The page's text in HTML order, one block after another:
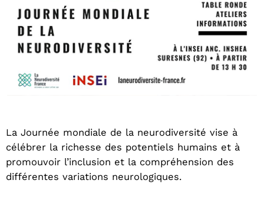
La Journée mondiale de la neurodiversité vise à
célébrer la richesse des potentiels humains et à
promouvoir l’inclusion et la compréhension des
différentes variations neurologiques.